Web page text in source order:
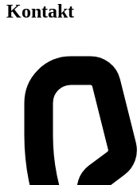
Kontakt